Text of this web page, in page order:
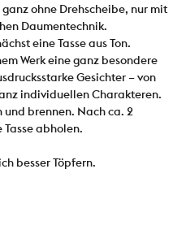
ohne Drehscheibe, nur mit
Daumentechnik.
eine Tasse aus Ton.
Werk eine ganz besondere
Gesichter – von
individuellen Charakteren.
und brennen. Nach ca. 2
abholen.
besser Töpfern.